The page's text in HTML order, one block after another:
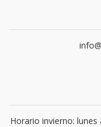
Horario invierno: